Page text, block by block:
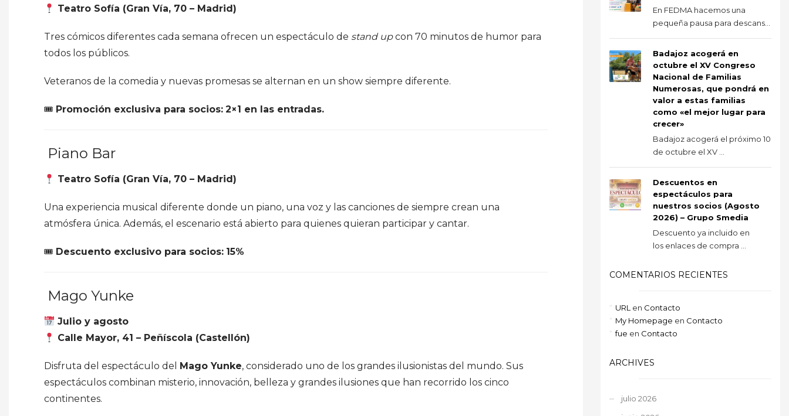
Teatro Sofía (Gran Vía, 70 – Madrid)
Tres cómicos diferentes cada semana ofrecen un espectáculo de stand upcon 70 minutos de humor para
todos los públicos.
Veteranos de la comedia y nuevas promesas se alternan en un show siempre diferente.
🎟 Promoción exclusiva para socios: 2×1 en las entradas.
Piano Bar
Teatro Sofía (Gran Vía, 70 – Madrid)
Una experiencia musical diferente donde un piano, una voz y las canciones de siempre crean una
atmósfera única. Además, el escenario está abierto para quienes quieran participar y cantar.
🎟 Descuento exclusivo para socios: 15%
Mago Yunke
Julio y agosto
Calle Mayor, 41 – Peñíscola (Castellón)
Disfruta del espectáculo del Mago Yunke, considerado uno de los grandes ilusionistas del mundo. Sus
espectáculos combinan misterio, innovación, belleza y grandes ilusiones que han recorrido los cinco
continentes.
En FEDMA hacemos una
pequeña pausa para descans...
Badajoz acogerá en
octubre el XV Congreso
Nacional de Familias
Numerosas, que pondrá en
valor a estas familias
como «el mejor lugar para
crecer»
Badajoz acogerá el próximo 10
de octubre el XV ...
Descuentos en
espectáculos para
nuestros socios (Agosto
2026) – Grupo Smedia
Descuento ya incluido en
los enlaces de compra ...
COMENTARIOS RECIENTES
URL en Contacto
My Homepage en Contacto
fue en Contacto
ARCHIVES
julio 2026